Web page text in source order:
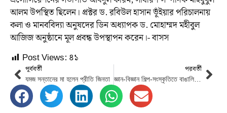
আলম উপস্থিত ছিলেন। প্রক্টর ড. রবিউল হাসান ভূঁইয়ার পরিচালনায়
কলা ও মানববিদ্যা অনুষদের ডিন অধ্যাপক ড. মোহাম্মদ মহীবুল
আজিজ অনুষ্ঠানে মূল প্রবন্ধ উপস্থাপন করেন।- বাসস
Post Views: ৪১
পূর্ববর্তী
যমজ সন্তানের মা হলেন প্রীতি জিনতা
পরবর্তী
জ্ঞান-বিজ্ঞান শিল্প-সংস্কৃতিতে বাঙালিরা অনেক এগিয়ে : তথ্যমন্ত্রী